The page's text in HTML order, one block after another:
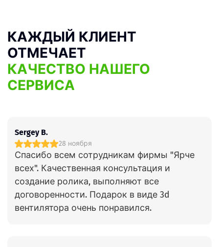
КАЖДЫЙ КЛИЕНТ
ОТМЕЧАЕТ
КАЧЕСТВО НАШЕГО
СЕРВИСА
Sergey B.
28 ноября
Спасибо всем сотрудникам фирмы "Ярче
всех". Качественная консультация и
создание ролика, выполняют все
договоренности. Подарок в виде 3d
вентилятора очень понравился.